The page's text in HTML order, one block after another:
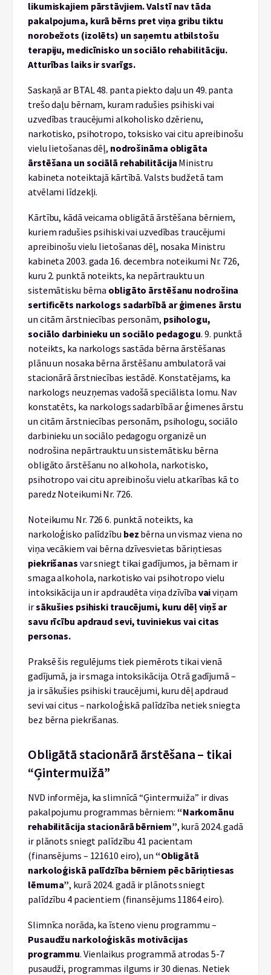
likumiskajiem pārstāvjiem. Valstī nav tāda
pakalpojuma, kurā bērns pret viņa gribu tiktu
norobežots (izolēts) un saņemtu atbilstošu
terapiju, medicīnisko un sociālo rehabilitāciju.
Atturības laiks ir svarīgs.
Saskaņā ar BTAL 48. panta piekto daļu un 49. panta
trešo daļu bērnam, kuram radušies psihiski vai
uzvedības traucējumi alkoholisko dzērienu,
narkotisko, psihotropo, toksisko vai citu apreibinošu
vielu lietošanas dēļ, nodrošināma obligāta
ārstēšana un sociālā rehabilitācija Ministru
kabineta noteiktajā kārtībā. Valsts budžetā tam
atvēlami līdzekļi.
Kārtību, kādā veicama obligātā ārstēšana bērniem,
kuriem radušies psihiski vai uzvedības traucējumi
apreibinošu vielu lietošanas dēļ, nosaka Ministru
kabineta 2003. gada 16. decembra noteikumi Nr. 726,
kuru 2. punktā noteikts, ka nepārtrauktu un
sistemātisku bērna obligāto ārstēšanu nodrošina
sertificēts narkologs sadarbībā ar ģimenes ārstu
un citām ārstniecības personām, psihologu,
sociālo darbinieku un sociālo pedagogu. 9. punktā
noteikts, ka narkologs sastāda bērna ārstēšanas
plānu un nosaka bērna ārstēšanu ambulatorā vai
stacionārā ārstniecības iestādē. Konstatējams, ka
narkologs neuzņemas vadošā speciālista lomu. Nav
konstatēts, ka narkologs sadarbībā ar ģimenes ārstu
un citām ārstniecības personām, psihologu, sociālo
darbinieku un sociālo pedagogu organizē un
nodrošina nepārtrauktu un sistemātisku bērna
obligāto ārstēšanu no alkohola, narkotisko,
psihotropo vai citu apreibinošu vielu atkarības kā to
paredz Noteikumi Nr. 726.
Noteikumu Nr. 726 6. punktā noteikts, ka
narkoloģisko palīdzību bez bērna un vismaz viena no
viņa vecākiem vai bērna dzīvesvietas bāriņtiesas
piekrišanas var sniegt tikai gadījumos, ja bērnam ir
smaga alkohola, narkotisko vai psihotropo vielu
intoksikācija un ir apdraudēta viņa dzīvība vaiviņam
irsākušies psihiski traucējumi, kuru dēļ viņš ar
savu rīcību apdraud sevi, tuviniekus vai citas
personas.
Praksē šis regulējums tiek piemērots tikai vienā
gadījumā, ja ir smaga intoksikācija. Otrā gadījumā –
ja ir sākušies psihiski traucējumi, kuru dēļ apdraud
sevi vai citus – narkoloģiskā palīdzība netiek sniegta
bez bērna piekrišanas.
Obligātā stacionārā ārstēšana – tikai
“Ģintermuižā”
NVD informēja, ka slimnīcā “Ģintermuiža” ir divas
pakalpojumu programmas bērniem: “Narkomānu
rehabilitācija stacionārā bērniem”, kurā 2024. gadā
ir plānots sniegt palīdzību 41 pacientam
(finansējums – 121610 eiro), un “Obligātā
narkoloģiskā palīdzība bērniem pēc bāriņtiesas
lēmuma”, kurā 2024. gadā ir plānots sniegt
palīdzību 4 pacientiem (finansējums 11864 eiro).
Slimnīca norāda, ka īsteno vienu programmu –
Pusaudžu narkoloģiskās motivācijas
programmu. Vienlaikus programmā atrodas 5-7
pusaudži, programmas ilgums ir 30 dienas. Netiek